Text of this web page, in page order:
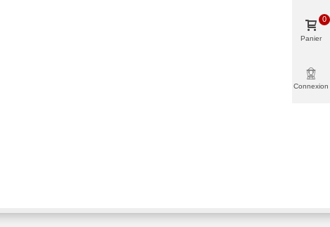
Panier
0
Connexion